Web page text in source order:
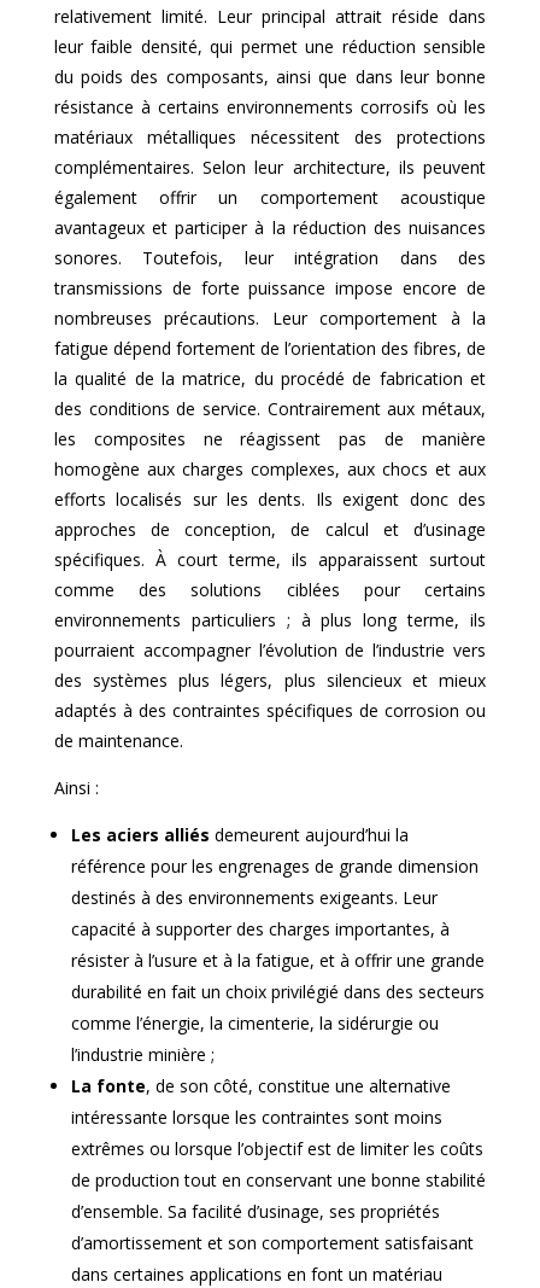
relativement limité. Leur principal attrait réside dans
leur faible densité, qui permet une réduction sensible
du poids des composants, ainsi que dans leur bonne
résistance à certains environnements corrosifs où les
matériaux métalliques nécessitent des protections
complémentaires. Selon leur architecture, ils peuvent
également offrir un comportement acoustique
avantageux et participer à la réduction des nuisances
sonores. Toutefois, leur intégration dans des
transmissions de forte puissance impose encore de
nombreuses précautions. Leur comportement à la
fatigue dépend fortement de l’orientation des fibres, de
la qualité de la matrice, du procédé de fabrication et
des conditions de service. Contrairement aux métaux,
les composites ne réagissent pas de manière
homogène aux charges complexes, aux chocs et aux
efforts localisés sur les dents. Ils exigent donc des
approches de conception, de calcul et d’usinage
spécifiques. À court terme, ils apparaissent surtout
comme des solutions ciblées pour certains
environnements particuliers ; à plus long terme, ils
pourraient accompagner l’évolution de l’industrie vers
des systèmes plus légers, plus silencieux et mieux
adaptés à des contraintes spécifiques de corrosion ou
de maintenance.
Ainsi :
Les aciers alliés demeurent aujourd’hui la
référence pour les engrenages de grande dimension
destinés à des environnements exigeants. Leur
capacité à supporter des charges importantes, à
résister à l’usure et à la fatigue, et à offrir une grande
durabilité en fait un choix privilégié dans des secteurs
comme l’énergie, la cimenterie, la sidérurgie ou
l’industrie minière ;
La fonte, de son côté, constitue une alternative
intéressante lorsque les contraintes sont moins
extrêmes ou lorsque l’objectif est de limiter les coûts
de production tout en conservant une bonne stabilité
d’ensemble. Sa facilité d’usinage, ses propriétés
d’amortissement et son comportement satisfaisant
dans certaines applications en font un matériau